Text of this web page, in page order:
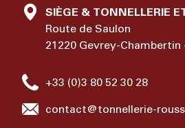
SIÈGE & TONNELLERIE
Route de Saulon
21220 Gevrey-Chambertin
+33 (0)3 80 52 30 28
contact@tonnellerie-